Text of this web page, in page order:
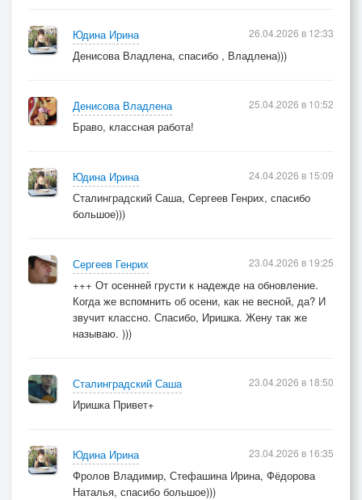
Юдина Ирина
Денисова Владлена, спасибо , Владлена)))
26.04.2026 в 12:33
Денисова Владлена
Браво, классная работа!
25.04.2026 в 10:52
Юдина Ирина
Сталинградский Саша, Сергеев Генрих, спасибо
большое)))
24.04.2026 в 15:09
Сергеев Генрих
+++ От осенней грусти к надежде на обновление.
Когда же вспомнить об осени, как не весной, да? И
звучит классно. Спасибо, Иришка. Жену так же
называю. )))
23.04.2026 в 19:25
Сталинградский Саша
Иришка Привет+
23.04.2026 в 18:50
Юдина Ирина
Фролов Владимир, Стефашина Ирина, Фёдорова
Наталья, спасибо большое)))
23.04.2026 в 16:35